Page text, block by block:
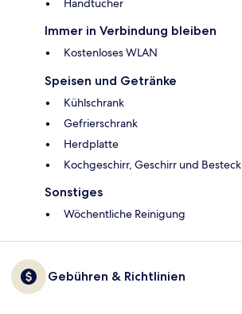
Handtücher
Immer in Verbindung bleiben
Kostenloses WLAN
Speisen und Getränke
Kühlschrank
Gefrierschrank
Herdplatte
Kochgeschirr, Geschirr und Besteck
Sonstiges
Wöchentliche Reinigung
Gebühren & Richtlinien